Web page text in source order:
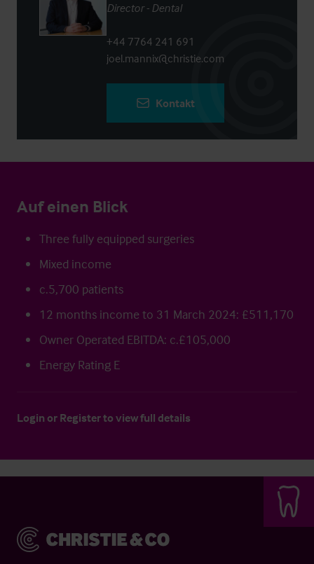
Director - Dental
+44 7764 241 691
joel.mannix@christie.com
Kontakt
Auf einen Blick
Three fully equipped surgeries
Mixed income
c.5,700 patients
12 months income to 31 March 2024: £511,170
Owner Operated EBITDA: c.£105,000
Energy Rating E
Login or Registerto view full details